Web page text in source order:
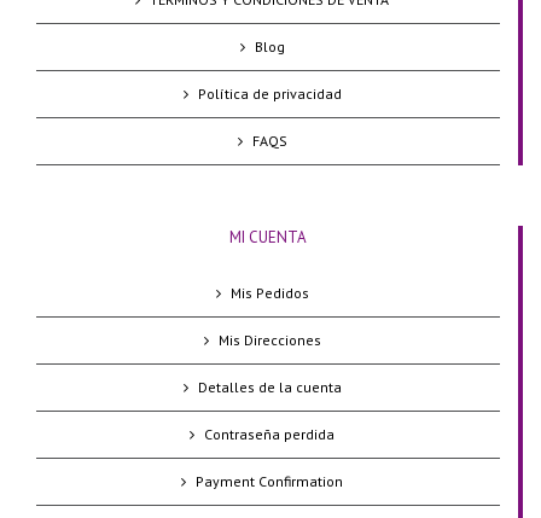
Blog
Política de privacidad
FAQS
MI CUENTA
Mis Pedidos
Mis Direcciones
Detalles de la cuenta
Contraseña perdida
Payment Confirmation